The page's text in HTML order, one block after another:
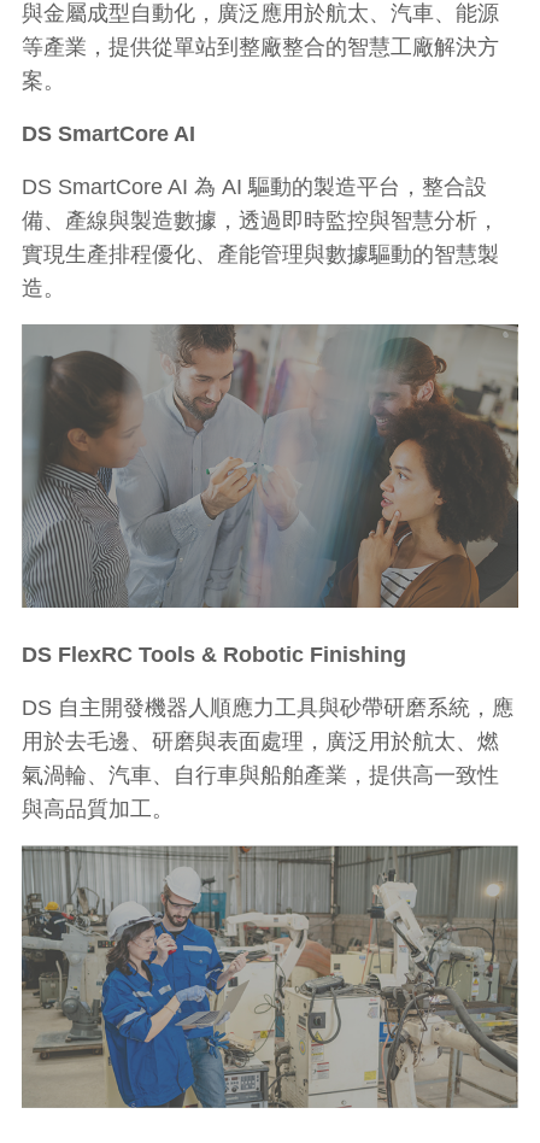
與金屬成型自動化，廣泛應用於航太、汽車、能源
等產業，提供從單站到整廠整合的智慧工廠解決方
案。
DS SmartCore AI
DS SmartCore AI 為 AI 驅動的製造平台，整合設
備、產線與製造數據，透過即時監控與智慧分析，
實現生產排程優化、產能管理與數據驅動的智慧製
造。
DS FlexRC Tools & Robotic Finishing
DS 自主開發機器人順應力工具與砂帶研磨系統，應
用於去毛邊、研磨與表面處理，廣泛用於航太、燃
氣渦輪、汽車、自行車與船舶產業，提供高一致性
與高品質加工。